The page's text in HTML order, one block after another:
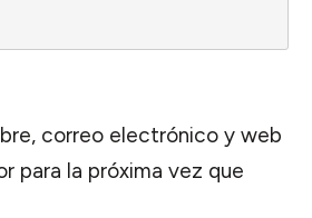
correo electrónico y web
para la próxima vez que